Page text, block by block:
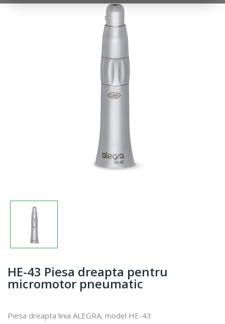
HE-43 Piesa dreapta pentru
micromotor pneumatic
Piesa dreapta linia ALEGRA, model HE-43